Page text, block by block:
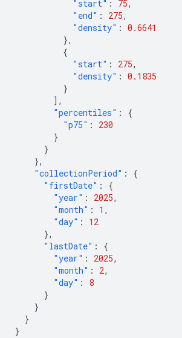
"start" : 75,
"end" : 275,
"density" : 0.6641
},
{
"start" : 275,
"density" : 0.1835
}
],
"percentiles" :
{
"p75" :
230
}
}
},
"collectionPeriod" :
{
"firstDate" :
{
"year" : 2025,
"month" : 1 ,
"day" :
12
},
"lastDate" :
{
"year" : 2025,
"month" : 2,
"day" :
8
}
}
}
}